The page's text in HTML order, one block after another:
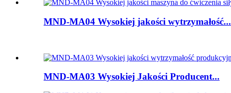
MND-MA04 Wysokiej jakości wytrzymałość...
MND-MA03 Wysokiej Jakości Producent...